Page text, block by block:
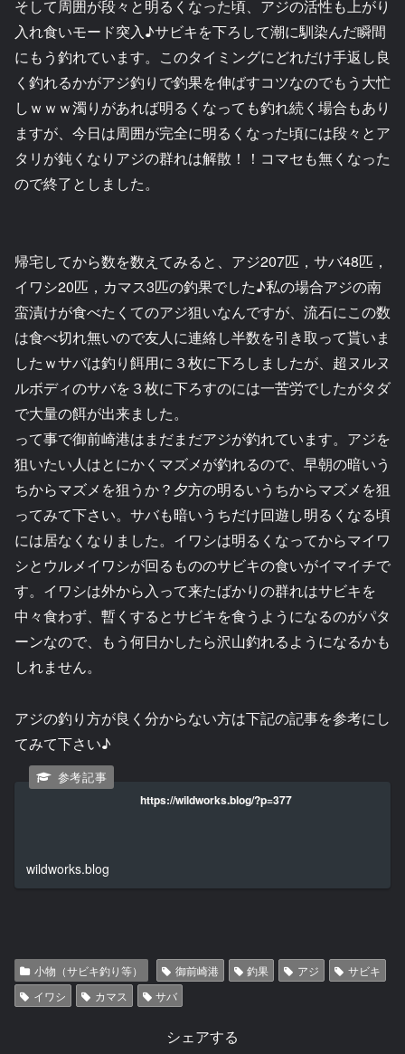
そして周囲が段々と明るくなった頃、アジの活性も上がり
入れ食いモード突入♪サビキを下ろして潮に馴染んだ瞬間
にもう釣れています。このタイミングにどれだけ手返し良
く釣れるかがアジ釣りで釣果を伸ばすコツなのでもう大忙
しｗｗｗ濁りがあれば明るくなっても釣れ続く場合もあり
ますが、今日は周囲が完全に明るくなった頃には段々とア
タリが鈍くなりアジの群れは解散！！コマセも無くなった
ので終了としました。
帰宅してから数を数えてみると、アジ207匹，サバ48匹，
イワシ20匹，カマス3匹の釣果でした♪私の場合アジの南
蛮漬けが食べたくてのアジ狙いなんですが、流石にこの数
は食べ切れ無いので友人に連絡し半数を引き取って貰いま
したｗサバは釣り餌用に３枚に下ろしましたが、超ヌルヌ
ルボディのサバを３枚に下ろすのには一苦労でしたがタダ
で大量の餌が出来ました。
って事で御前崎港はまだまだアジが釣れています。アジを
狙いたい人はとにかくマズメが釣れるので、早朝の暗いう
ちからマズメを狙うか？夕方の明るいうちからマズメを狙
ってみて下さい。サバも暗いうちだけ回遊し明るくなる頃
には居なくなりました。イワシは明るくなってからマイワ
シとウルメイワシが回るもののサビキの食いがイマイチで
す。イワシは外から入って来たばかりの群れはサビキを
中々食わず、暫くするとサビキを食うようになるのがパタ
ーンなので、もう何日かしたら沢山釣れるようになるかも
しれません。
アジの釣り方が良く分からない方は下記の記事を参考にし
てみて下さい♪
https://wildworks.blog/?p=377
wildworks.blog
小物（サビキ釣り等） 御前崎港 釣果 アジ
サビキ
イワシ
カマス サバ
シェアする